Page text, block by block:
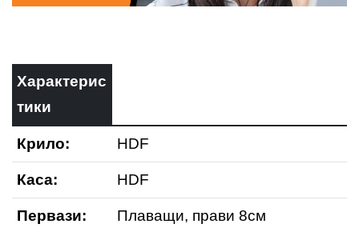
Характерис
тики
Крило: HDF
Каса: HDF
Первази: Плаващи, прави 8см